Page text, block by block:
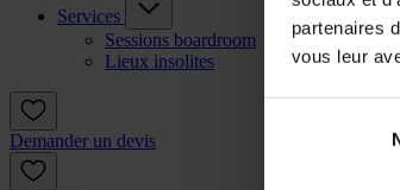
partenaires
vous leur
Services
Sessions boardroom
Lieux insolites
Demander un devis